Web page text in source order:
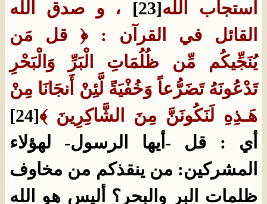
استجاب الله[23]
‏ ، و صدق الله
القائل في القرآن : ﴿ قل مَن
يُنَجِّيكُم مِّن ظُلُمَاتِ الْبَرِّ وَالْبَحْرِ
تَدْعُونَهُ تَضَرُّعاً وَخُفْيَةً لَّئِنْ أَنجَانَا مِنْ
هَـذِهِ لَنَكُونَنَّ مِنَ الشَّاكِرِينَ ﴾[24]
أي : قل -أيها الرسول- لهؤلاء
المشركين: من ينقذكم من مخاوف
ظلمات البر والبحر؟ أليس هو الله